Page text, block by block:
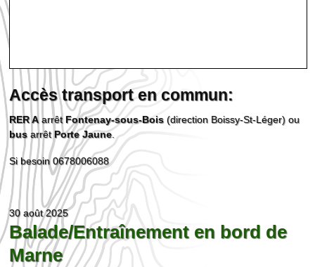
Accès transport en commun:
RER Aarrêt Fontenay-sous-Bois (direction Boissy-St-Léger) ou
busarrêt Porte Jaune.
Si besoin 0678006088
30 août 2025
Balade/Entraînement en bord de
Marne